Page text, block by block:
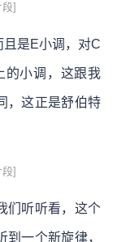
]
是E小调，对C
的小调，这跟我
，这正是舒伯特
]
们听听看，这个
一个新旋律，